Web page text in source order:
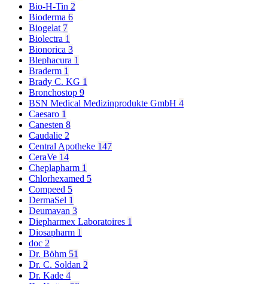
Bio-H-Tin 2
Bioderma 6
Biogelat 7
Biolectra 1
Bionorica 3
Blephacura 1
Braderm 1
Brady C. KG 1
Bronchostop 9
BSN Medical Medizinprodukte GmbH 4
Caesaro 1
Canesten 8
Caudalie 2
Central Apotheke 147
CeraVe 14
Cheplapharm 1
Chlorhexamed 5
Compeed 5
DermaSel 1
Deumavan 3
Diepharmex Laboratoires 1
Diosapharm 1
doc 2
Dr. Böhm 51
Dr. C. Soldan 2
Dr. Kade 4